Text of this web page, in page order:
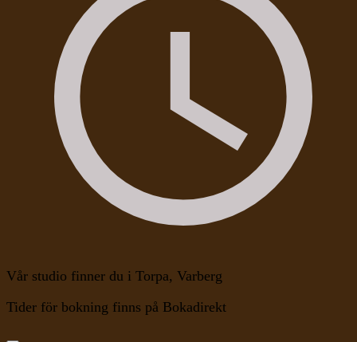
Vår studio finner du i Torpa, Varberg
Tider för bokning finns på Bokadirekt